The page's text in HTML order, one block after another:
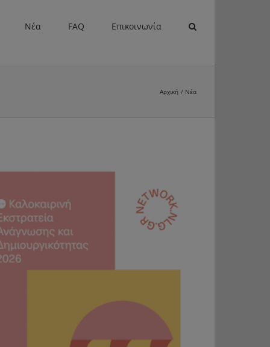
Νέα FAQ Επικοινωνία
Αρχική Νέα